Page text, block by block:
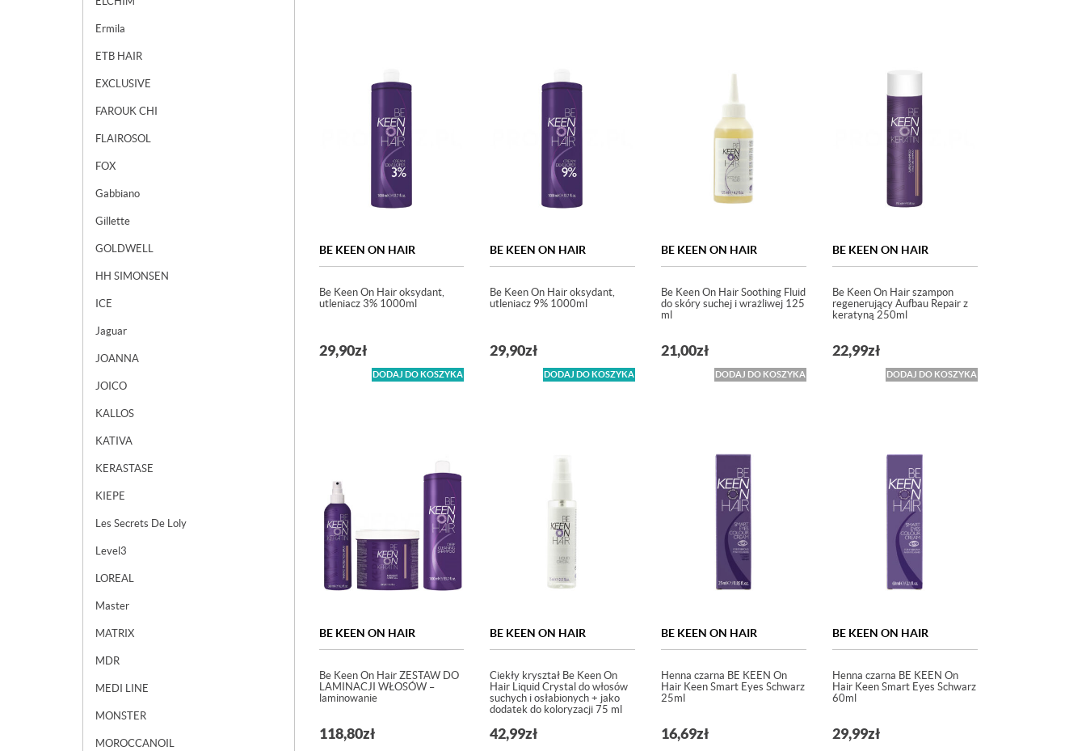
BE KEEN ON HAIR
Be Keen On Hair oksydant,
utleniacz 3% 1000ml
29,90zł
DODAJ DO KOSZYKA
BE KEEN ON HAIR
Be Keen On Hair oksydant,
utleniacz 9% 1000ml
29,90zł
DODAJ DO KOSZYKA
BE KEEN ON HAIR
Be Keen On Hair Soothing Fluid
do skóry suchej i wrażliwej 125
ml
21,00zł
DODAJ DO KOSZYKA
BE KEEN ON HAIR
Be Keen On Hair szampon
regenerujący Aufbau Repair z
keratyną 250ml
22,99zł
DODAJ DO KOSZYKA
BE KEEN ON HAIR
Be Keen On Hair ZESTAW DO
LAMINACJI WŁOSÓW –
laminowanie
118,80zł
BE KEEN ON HAIR
Ciekły kryształ Be Keen On
Hair Liquid Crystal do włosów
suchych i osłabionych + jako
dodatek do koloryzacji 75 ml
42,99zł
BE KEEN ON HAIR
Henna czarna BE KEEN On
Hair Keen Smart Eyes Schwarz
25ml
16,69zł
BE KEEN ON HAIR
Henna czarna BE KEEN On
Hair Keen Smart Eyes Schwarz
60ml
29,99zł
Ermila
ETB HAIR
EXCLUSIVE
FAROUK CHI
FLAIROSOL
FOX
Gabbiano
Gillette
GOLDWELL
HH SIMONSEN
ICE
Jaguar
JOANNA
JOICO
KALLOS
KATIVA
KERASTASE
KIEPE
Les Secrets De Loly
Level3
LOREAL
Master
MATRIX
MDR
MEDI LINE
MONSTER
MOROCCANOIL